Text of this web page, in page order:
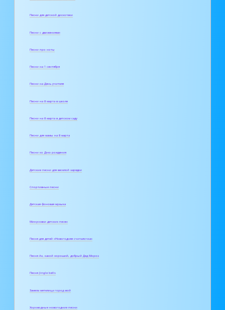
Песни для детской дискотеки
Песни с движениями
Песни про ноты
Песни на 1 сентября
Песни на День учителя
Песни на 8 марта в школе
Песни на 8 марта в детском саду
Песни для мамы на 8 марта
Песни ко Дню рождения
Детские песни для веселой зарядки
Спортивные песни
Детская фоновая музыка
Минусовки детских песен
Песня для детей «Новогодняя считалочка»
Песня Ах, какой хороший, добрый Дед Мороз
Песня Jingle bells
Замела метелица город мой
Хороводные новогодние песни